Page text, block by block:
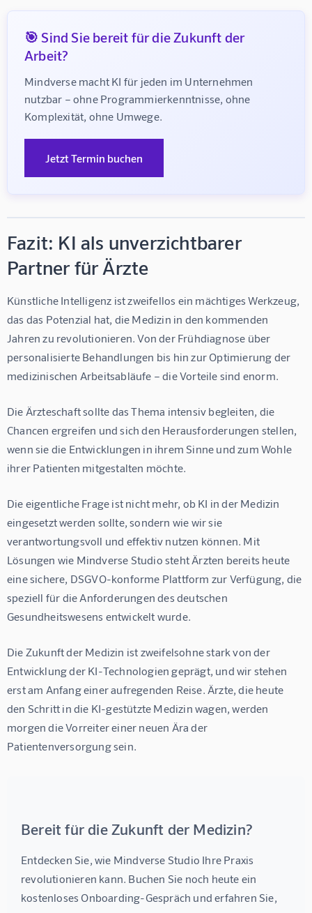
🎯 Sind Sie bereit für die Zukunft der
Arbeit?
Mindverse macht KI für jeden im Unternehmen
nutzbar – ohne Programmierkenntnisse, ohne
Komplexität, ohne Umwege.
Jetzt Termin buchen
Fazit: KI als unverzichtbarer
Partner für Ärzte
Künstliche Intelligenz ist zweifellos ein mächtiges Werkzeug,
das das Potenzial hat, die Medizin in den kommenden
Jahren zu revolutionieren. Von der Frühdiagnose über
personalisierte Behandlungen bis hin zur Optimierung der
medizinischen Arbeitsabläufe – die Vorteile sind enorm.
Die Ärzteschaft sollte das Thema intensiv begleiten, die
Chancen ergreifen und sich den Herausforderungen stellen,
wenn sie die Entwicklungen in ihrem Sinne und zum Wohle
ihrer Patienten mitgestalten möchte.
Die eigentliche Frage ist nicht mehr, ob KI in der Medizin
eingesetzt werden sollte, sondern wie wir sie
verantwortungsvoll und effektiv nutzen können. Mit
Lösungen wie Mindverse Studio steht Ärzten bereits heute
eine sichere, DSGVO-konforme Plattform zur Verfügung, die
speziell für die Anforderungen des deutschen
Gesundheitswesens entwickelt wurde.
Die Zukunft der Medizin ist zweifelsohne stark von der
Entwicklung der KI-Technologien geprägt, und wir stehen
erst am Anfang einer aufregenden Reise. Ärzte, die heute
den Schritt in die KI-gestützte Medizin wagen, werden
morgen die Vorreiter einer neuen Ära der
Patientenversorgung sein.
Bereit für die Zukunft der Medizin?
Entdecken Sie, wie Mindverse Studio Ihre Praxis
revolutionieren kann. Buchen Sie noch heute ein
kostenloses Onboarding-Gespräch und erfahren Sie,